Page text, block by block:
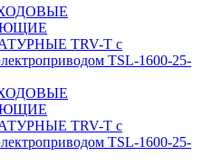
TRV-T с
TSL-1600-25-
TRV-T с
TSL-1600-25-